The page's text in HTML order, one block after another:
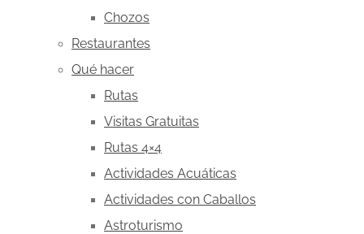
Chozos
Restaurantes
Qué hacer
Rutas
Visitas Gratuitas
Rutas 4×4
Actividades Acuáticas
Actividades con Caballos
Astroturismo